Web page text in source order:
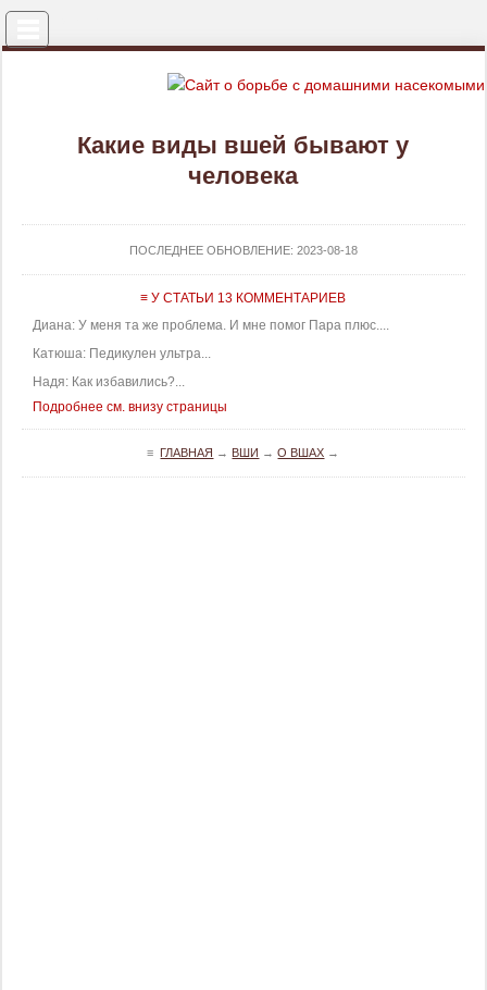
Какие виды вшей бывают у
человека
ПОСЛЕДНЕЕ ОБНОВЛЕНИЕ: 2023-08-18
≡ У СТАТЬИ 13 КОММЕНТАРИЕВ
Диана: У меня та же проблема. И мне помог Пара плюс....
Катюша: Педикулен ультра...
Надя: Как избавились?...
Подробнее см. внизу страницы
≡ ГЛАВНАЯ → ВШИ →О ВШАХ →